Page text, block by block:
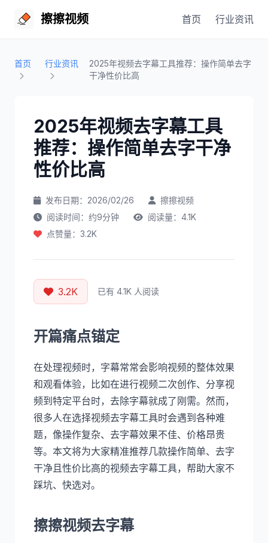
擦擦视频 首页 行业资讯
首页 行业资讯
2025年视频去字幕工具推荐：操作简单去字
干净性价比高
2025年视频去字幕工具
推荐：操作简单去字干净
性价比高
发布日期：2026/02/26
擦擦视频
阅读时间：约9分钟
阅读量：4.1K
点赞量：3.2K
3.2K 已有 4.1K 人阅读
开篇痛点锚定
在处理视频时，字幕常常会影响视频的整体效果
和观看体验，比如在进行视频二次创作、分享视
频到特定平台时，去除字幕就成了刚需。然而，
很多人在选择视频去字幕工具时会遇到各种难
题，像操作复杂、去字幕效果不佳、价格昂贵
等。本文将为大家精准推荐几款操作简单、去字
干净且性价比高的视频去字幕工具，帮助大家不
踩坑、快选对。
擦擦视频去字幕